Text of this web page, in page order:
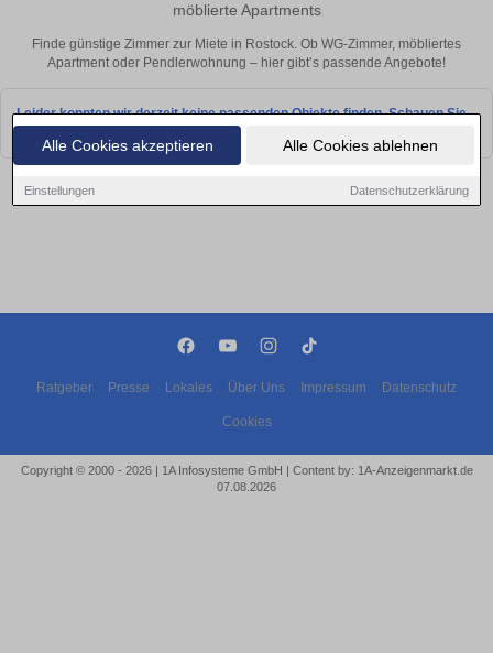
Alle Cookies akzeptieren Alle Cookies ablehnen
Einstellungen Datenschutzerklärung
möblierte Apartments
Finde günstige Zimmer zur Miete in Rostock. Ob WG-Zimmer, möbliertes
Apartment oder Pendlerwohnung – hier gibt’s passende Angebote!
Leider konnten wir derzeit keine passenden Objekte finden. Schauen Sie
Ratgeber Presse Lokales Über Uns Impressum Datenschutz
Cookies
Copyright © 2000 - 2026 | 1A Infosysteme GmbH | Content by: 1A-Anzeigenmarkt.de
07.08.2026